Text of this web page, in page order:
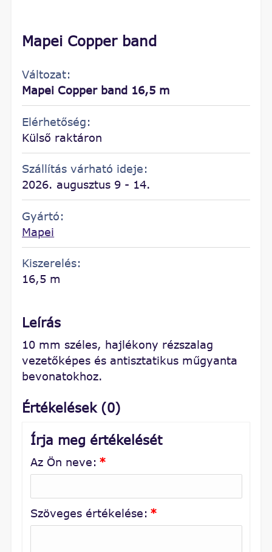
Mapei Copper band
Változat:
Mapei Copper band 16,5 m
Elérhetőség:
Külső raktáron
Szállítás várható ideje:
2026. augusztus 9 - 14.
Gyártó:
Mapei
Kiszerelés:
16,5 m
Leírás
10 mm széles, hajlékony rézszalag
vezetőképes és antisztatikus műgyanta
bevonatokhoz.
Értékelések (0)
Írja meg értékelését
Az Ön neve: *
Szöveges értékelése: *